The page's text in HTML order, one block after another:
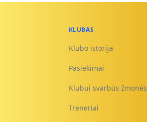
KLUBAS
Klubo istorija
Pasiekimai
Klubui svarbūs žmonės
Treneriai